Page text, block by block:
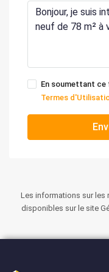
En soumettant
Termes
Les informations sur les
disponibles sur le site